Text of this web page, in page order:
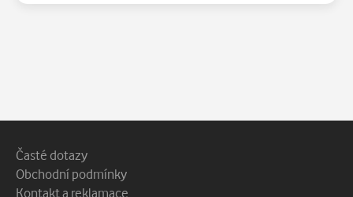
Patička webu
Vedlejší navigace
Časté dotazy
Obchodní podmínky
Kontakt a reklamace